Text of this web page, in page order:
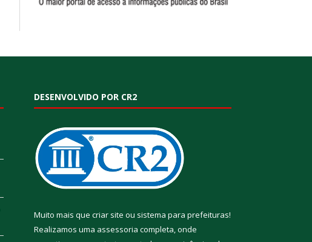
DESENVOLVIDO POR CR2
Muito mais que criar site ou sistema para prefeituras!
Realizamos uma assessoria completa, onde